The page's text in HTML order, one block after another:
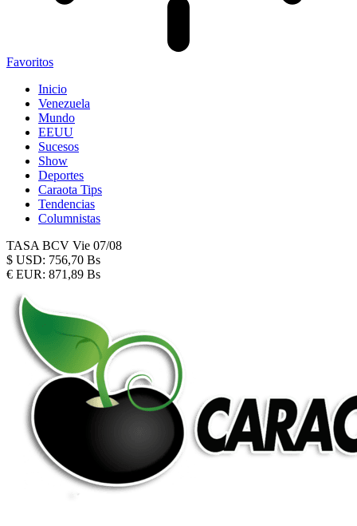
Favoritos
Inicio
Venezuela
Mundo
EEUU
Sucesos
Show
Deportes
Caraota Tips
Tendencias
Columnistas
TASA BCV Vie 07/08
$ USD: 756,70 Bs
€ EUR: 871,89 Bs